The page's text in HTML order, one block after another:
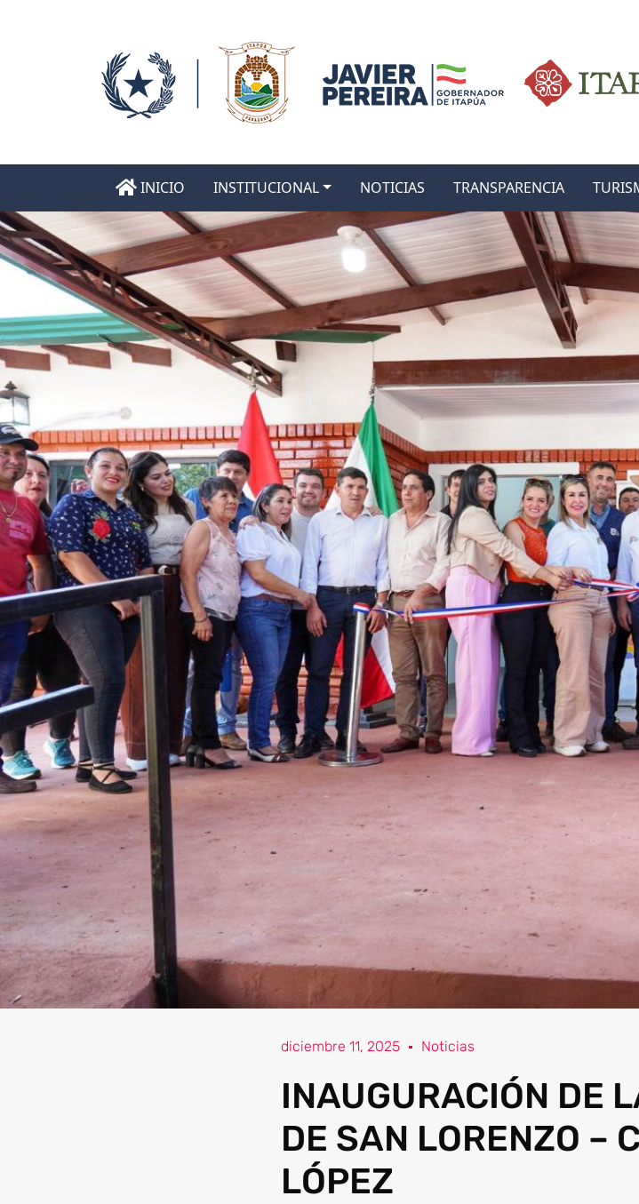
INICIO INSTITUCIONAL NOTICIAS TRANSPARENCIA
diciembre 11, 2025 Noticias
INAUGURACIÓN DE
DE SAN LORENZO –
LÓPEZ